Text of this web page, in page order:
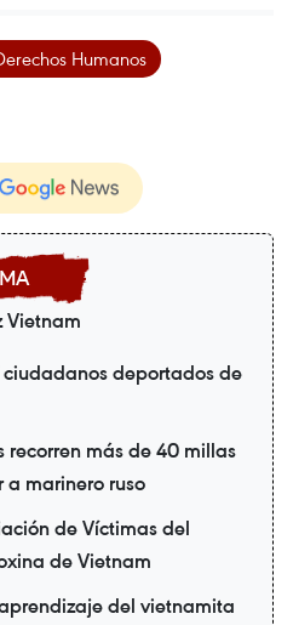
Humanos
Vietnam
deportados de
recorren más de 40 millas
marinero ruso
de Víctimas del
de Vietnam
del vietnamita